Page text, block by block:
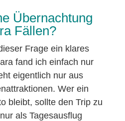
Übernachtung
Fällen?
Frage ein klares
fand ich einfach nur
eigentlich nur aus
Wer ein
bleibt, sollte den Trip zu
als Tagesausflug